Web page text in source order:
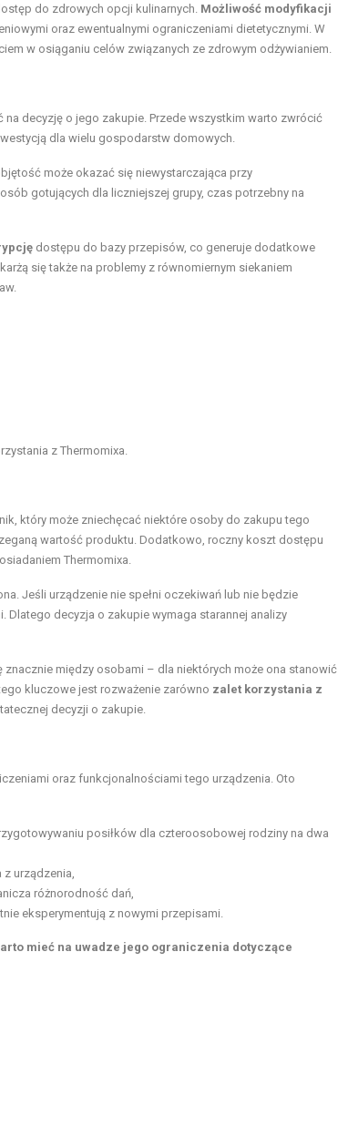
do zdrowych opcji kulinarnych. Możliwość modyfikacji
oraz ewentualnymi ograniczeniami dietetycznymi. W
w osiąganiu celów związanych ze zdrowym odżywianiem.
na decyzję o jego zakupie. Przede wszystkim warto zwrócić
dla wielu gospodarstw domowych.
może okazać się niewystarczająca przy
gotujących dla liczniejszej grupy, czas potrzebny na
dostępu do bazy przepisów, co generuje dodatkowe
się także na problemy z równomiernym siekaniem
z Thermomixa.
który może zniechęcać niektóre osoby do zakupu tego
wartość produktu. Dodatkowo, roczny koszt dostępu
Thermomixa.
Jeśli urządzenie nie spełni oczekiwań lub nie będzie
decyzja o zakupie wymaga starannej analizy
między osobami – dla niektórych może ona stanowić
kluczowe jest rozważenie zarówno zalet korzystania z
decyzji o zakupie.
oraz funkcjonalnościami tego urządzenia. Oto
posiłków dla czteroosobowej rodziny na dwa
urządzenia,
różnorodność dań,
eksperymentują z nowymi przepisami.
mieć na uwadze jego ograniczenia dotyczące